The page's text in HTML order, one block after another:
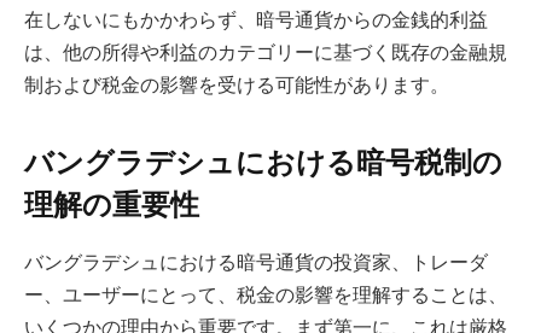
在しないにもかかわらず、暗号通貨からの金銭的利益
は、他の所得や利益のカテゴリーに基づく既存の金融規
制および税金の影響を受ける可能性があります。
バングラデシュにおける暗号税制の
理解の重要性
バングラデシュにおける暗号通貨の投資家、トレーダ
ー、ユーザーにとって、税金の影響を理解することは、
いくつかの理由から重要です。まず第一に、これは厳格